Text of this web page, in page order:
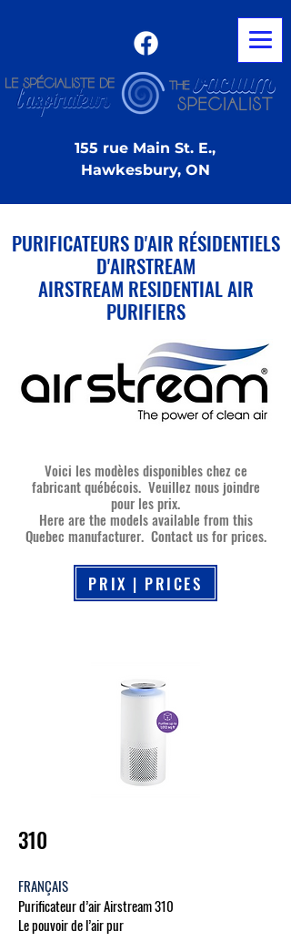
155 rue Main St. E.,
Hawkesbury, ON
PURIFICATEURS D'AIR RÉSIDENTIELS
D'AIRSTREAM
AIRSTREAM RESIDENTIAL AIR
PURIFIERS
Voici les modèles disponibles chez ce
fabricant québécois. Veuillez nous joindre
pour les prix.
Here are the models available from this
Quebec manufacturer. Contact us for prices.
PRIX | PRICES
310
FRANÇAIS
Purificateur d’air Airstream 310
Le pouvoir de l’air pur